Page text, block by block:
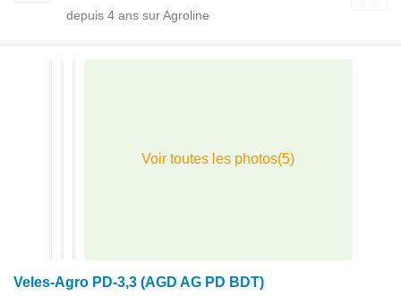
depuis 4 ans sur Agroline
Veles-Agro PD-3,3 (AGD AG PD BDT)